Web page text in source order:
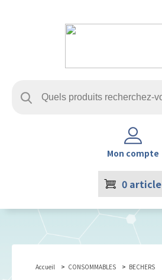
Mon compte
0 article
Accueil CONSOMMABLES BECHERS